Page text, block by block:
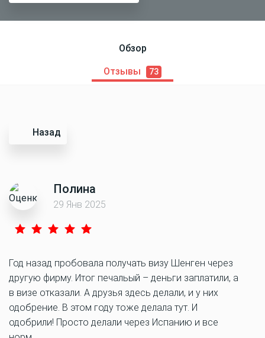
Обзор
Отзывы 73
Назад
Полина
29 Янв 2025
Год назад пробовала получать визу Шенген через
другую фирму. Итог печальый – деньги заплатили, а
в визе отказали. А друзья здесь делали, и у них
одобрение. В этом году тоже делала тут. И
одобрили! Просто делали через Испанию и все